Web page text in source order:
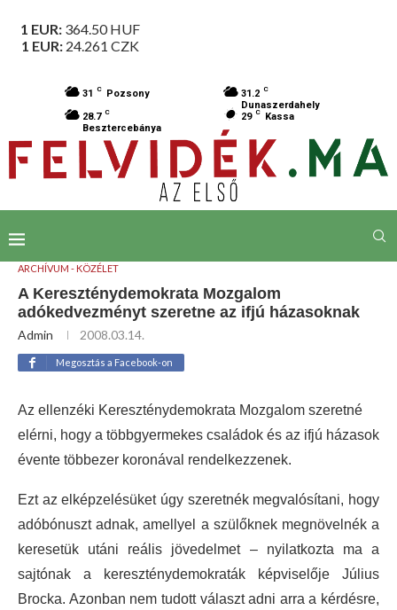
1 EUR: 364.50HUF
1 EUR: 24.261 CZK
31 C Pozsony 31.2 C
Dunaszerdahely
28.7 C
Besztercebánya
29 C Kassa
ARCHÍVUM - KÖZÉLET
A Kereszténydemokrata Mozgalom
adókedvezményt szeretne az ifjú házasoknak
Admin 2008.03.14.
Megosztás a Facebook-on
Az ellenzéki Kereszténydemokrata Mozgalom szeretné
elérni, hogy a többgyermekes családok és az ifjú házasok
évente többezer koronával rendelkezzenek.
Ezt az elképzelésüket úgy szeretnék megvalósítani, hogy
adóbónuszt adnak, amellyel a szülőknek megnövelnék a
keresetük utáni reális jövedelmet – nyilatkozta ma a
sajtónak a kereszténydemokraták képviselője Július
Brocka. Azonban nem tudott választ adni arra a kérdésre,